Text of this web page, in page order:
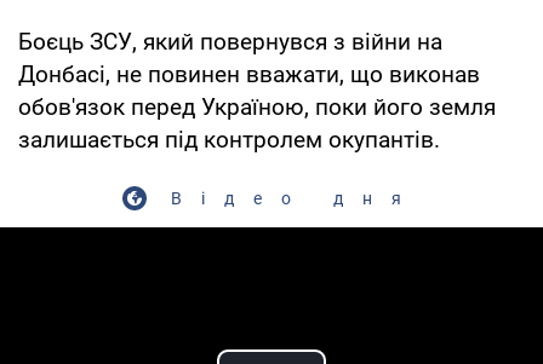
Боєць ЗСУ, який повернувся з війни на
Донбасі, не повинен вважати, що виконав
обов'язок перед Україною, поки його земля
залишається під контролем окупантів.
Відео дня